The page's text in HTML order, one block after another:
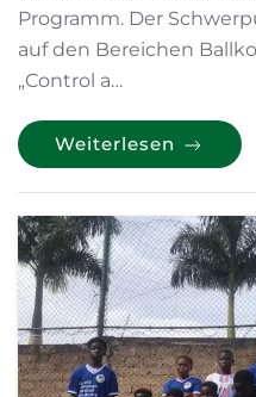
Programm. Der
auf den Bereichen
„Control a…
Weiterlesen